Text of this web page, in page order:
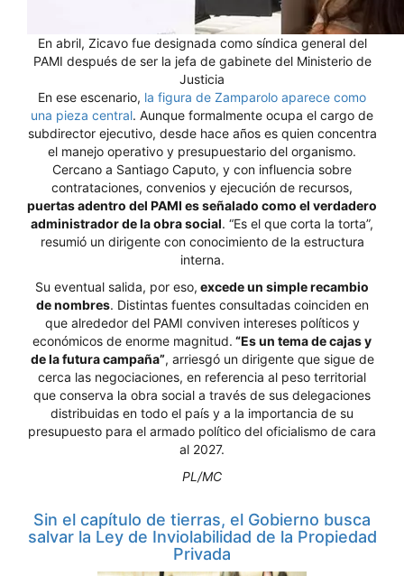
En abril, Zicavo fue designada como síndica general del
PAMI después de ser la jefa de gabinete del Ministerio de
Justicia
En ese escenario, la figura de Zamparolo aparece como
una pieza central. Aunque formalmente ocupa el cargo de
subdirector ejecutivo, desde hace años es quien concentra
el manejo operativo y presupuestario del organismo.
Cercano a Santiago Caputo, y con influencia sobre
contrataciones, convenios y ejecución de recursos,
puertas adentro del PAMI es señalado como el verdadero
administrador de la obra social. “Es el que corta la torta”,
resumió un dirigente con conocimiento de la estructura
interna.
Su eventual salida, por eso, excede un simple recambio
de nombres. Distintas fuentes consultadas coinciden en
que alrededor del PAMI conviven intereses políticos y
económicos de enorme magnitud. “Es un tema de cajas y
de la futura campaña”, arriesgó un dirigente que sigue de
cerca las negociaciones, en referencia al peso territorial
que conserva la obra social a través de sus delegaciones
distribuidas en todo el país y a la importancia de su
presupuesto para el armado político del oficialismo de cara
al 2027.
PL/MC
Sin el capítulo de tierras, el Gobierno busca
salvar la Ley de Inviolabilidad de la Propiedad
Privada